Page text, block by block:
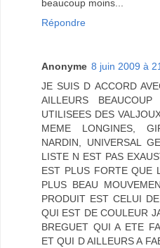
beaucoup moins...
Répondre
Anonyme 8 juin 2009 à
JE SUIS D ACCORD
AILLEURS
UTILISEES DES
MEME LONGINES,
NARDIN, UNIVERSAL
LISTE N EST PAS
EST PLUS FORTE QUE
PLUS BEAU
PRODUIT EST CELUI
QUI EST DE COULEUR
BREGUET QUI A ETE
ET QUI D AILLEURS A